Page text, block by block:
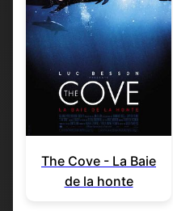
The Cove - La Baie
de la honte